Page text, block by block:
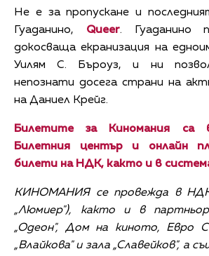
Не е за пропускане и
Гуаданино, Queer. Гуаданино
докосваща екранизация на
Уилям С. Бъроуз, и ни
непознати досега страни на
на Даниел Крейг.
Билетите за Киномания са
Билетния център и онлайн
билети на НДК, както и в
КИНОМАНИЯ се провежда в НДК
„Люмиер"), както и в
„Одеон", Дом на киното, Евро
„Влайкова" и зала „Славейков", а